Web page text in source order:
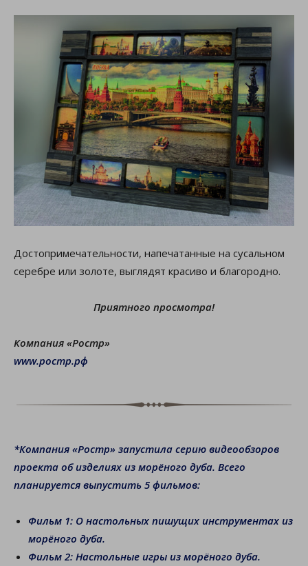
Достопримечательности, напечатанные на сусальном
серебре или золоте, выглядят красиво и благородно.
Приятного просмотра!
Компания «Ростр»
www.ростр.рф
*Компания «Ростр» запустила серию видеообзоров
проекта об изделиях из морёного дуба. Всего
планируется выпустить 5 фильмов:
Фильм 1: О настольных пишущих инструментах из
морёного дуба.
Фильм 2: Настольные игры из морёного дуба.